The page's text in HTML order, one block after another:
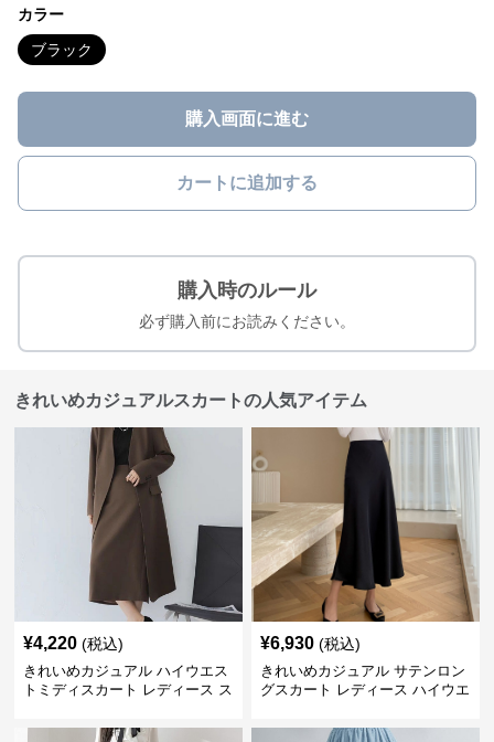
カラー
ブラック
購入画面に進む
カートに追加する
購入時のルール
必ず購入前にお読みください。
きれいめカジュアルスカートの人気アイテム
¥4,220 (税込)
きれいめカジュアル ハイウエス
トミディスカート レディース ス
勤 きれいめ
¥6,930 (税込)
きれいめカジュアル サテンロン
グスカート レディース ハイウエ
ルエット オールシーズン